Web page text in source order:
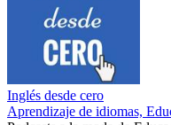
Inglés desde cero
Aprendizaje de idiomas,